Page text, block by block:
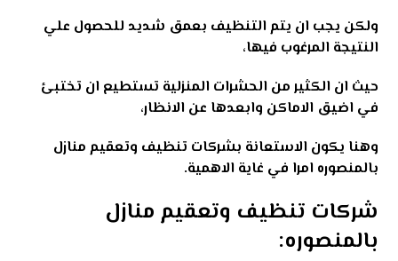
ولكن يجب ان يتم التنظيف بعمق شديد للحصول علي
النتيجة المرغوب فيها،
حيث ان الكثير من الحشرات المنزلية تستطيع ان تختبئ
في اضيق الاماكن وابعدها عن الانظار،
وهنا يكون الاستعانة بشركات تنظيف وتعقيم منازل
بالمنصوره امرا في غاية الاهمية.
شركات تنظيف وتعقيم منازل
بالمنصوره: